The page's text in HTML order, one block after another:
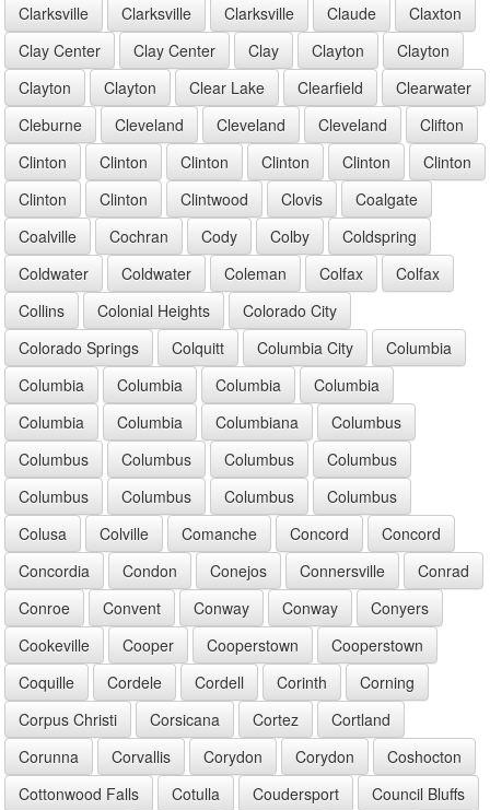
Clarksville
Clarksville Clarksville Claude
Claxton
Clay Center
Clay Center Clay Clayton
Clayton
Clayton
Clayton Clear Lake Clearfield
Clearwater
Cleburne
Cleveland Cleveland Cleveland
Clifton
Clinton
Clinton Clinton Clinton Clinton
Clinton
Clinton
Clinton Clintwood Clovis
Coalgate
Coalville
Cochran Cody Colby
Coldspring
Coldwater
Coldwater Coleman Colfax
Colfax
Collins
Colonial Heights
Colorado City
Colorado Springs
Colquitt Columbia City
Columbia
Columbia
Columbia Columbia
Columbia
Columbia
Columbia Columbiana
Columbus
Columbus
Columbus Columbus
Columbus
Columbus
Columbus Columbus
Columbus
Colusa
Colville Comanche Concord
Concord
Concordia
Condon Conejos Connersville
Conrad
Conroe
Convent Conway Conway
Conyers
Cookeville
Cooper Cooperstown
Cooperstown
Coquille
Cordele Cordell Corinth
Corning
Corpus Christi
Corsicana Cortez
Cortland
Corunna
Corvallis Corydon Corydon
Coshocton
Cottonwood Falls
Cotulla Coudersport
Council Bluffs